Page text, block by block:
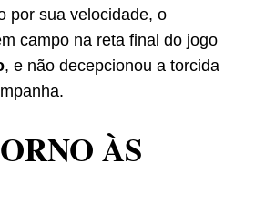
por sua velocidade, o
campo na reta final do jogo
, e não decepcionou a torcida
ÀS